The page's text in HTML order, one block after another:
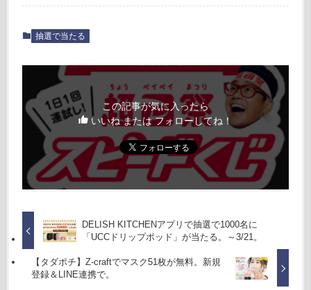
抽選で当たる
この記事が気に入ったら
いいね または フォローしてね！
DELISH KITCHENアプリで抽選で1000名に
「UCCドリップポッド」が当たる。～3/21。
【タダポチ】Z-craftでマスク51枚が無料。新規
登録＆LINE連携で。